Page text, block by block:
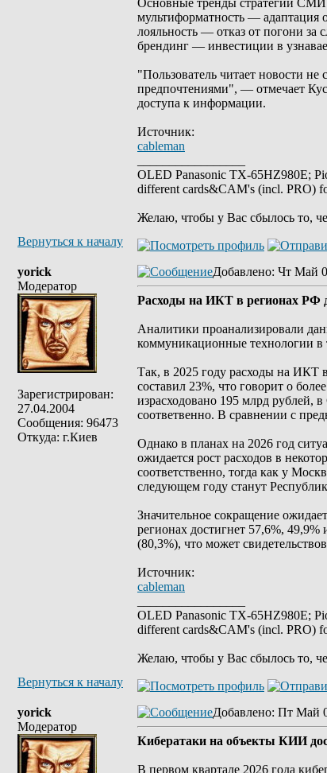
Основные тренды стратегий СМИ
мультиформатность — адаптация
лояльность — отказ от погони
брендинг — инвестиции в
"Пользователь читает новости
предпочтениями", — отмечает
доступа к информации.
Источник:
cableman
OLED Panasonic TX-65HZ980E;
different cards&CAM's (incl. PRO)
Желаю, чтобы у Вас сбылось то,
Вернуться к началу
yorick
Модератор
Зарегистрирован:
27.04.2004
Сообщения: 96473
Откуда: г.Киев
Добавлено: Чт Май
Расходы на ИКТ в регионах РФ
Аналитики проанализировали
коммуникационные технологии в
Так, в 2025 году расходы на ИКТ
составил 23%, что говорит о
израсходовано 195 млрд рублей,
соответвенно. В сравнении с
Однако в планах на 2026 год
ожидается рост расходов в
соответственно, тогда как у
следующем году станут
Значительное сокращение
регионах достигнет 57,6%,
(80,3%), что может
Источник:
cableman
OLED Panasonic TX-65HZ980E;
different cards&CAM's (incl. PRO)
Желаю, чтобы у Вас сбылось то,
Вернуться к началу
yorick
Модератор
Добавлено: Пт Май
Кибератаки на объекты КИИ
В первом квартале 2026 года